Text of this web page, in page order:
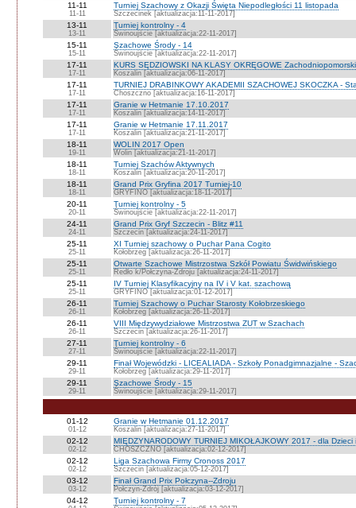
11-11
11-11
Turniej Szachowy z Okazji Święta Niepodległości 11 listopada
Szczecinek [aktualizacja:11-11-2017]
13-11
13-11
Turniej kontrolny - 4
Świnoujście [aktualizacja:22-11-2017]
15-11
15-11
Szachowe Środy - 14
Świnoujście [aktualizacja:22-11-2017]
17-11
17-11
KURS SĘDZIOWSKI NA KLASY OKRĘGOWE
Koszalin [aktualizacja:06-11-2017]
17-11
17-11
TURNIEJ DRABINKOWY AKADEMII SZACHOWEJ SKOCZKA -
Choszczno [aktualizacja:16-11-2017]
17-11
17-11
Granie w Hetmanie 17.10.2017
Koszalin [aktualizacja:14-11-2017]
17-11
17-11
Granie w Hetmanie 17.11.2017
Koszalin [aktualizacja:21-11-2017]
18-11
19-11
WOLIN 2017 Open
Wolin [aktualizacja:21-11-2017]
18-11
18-11
Turniej Szachów Aktywnych
Koszalin [aktualizacja:20-11-2017]
18-11
18-11
Grand Prix Gryfina 2017 Turniej-10
GRYFINO [aktualizacja:18-11-2017]
20-11
20-11
Turniej kontrolny - 5
Świnoujście [aktualizacja:22-11-2017]
24-11
24-11
Grand Prix Gryf Szczecin - Blitz #11
Szczecin [aktualizacja:24-11-2017]
25-11
25-11
XI Turniej szachowy o Puchar Pana Cogito
Kołobrzeg [aktualizacja:26-11-2017]
25-11
25-11
Otwarte Szachowe Mistrzostwa Szkół Powiatu Świdwińskiego
Redło k/Połczyna-Zdroju [aktualizacja:24-11-2017]
25-11
25-11
IV Turniej Klasyfikacyjny na IV i V kat. szachową
GRYFINO [aktualizacja:01-12-2017]
26-11
26-11
Turniej Szachowy o Puchar Starosty Kołobrzeskiego
Kołobrzeg [aktualizacja:26-11-2017]
26-11
26-11
VIII Międzywydziałowe Mistrzostwa ZUT w Szachach
Szczecin [aktualizacja:26-11-2017]
27-11
27-11
Turniej kontrolny - 6
Świnoujście [aktualizacja:22-11-2017]
29-11
29-11
Finał Wojewódzki - LICEALIADA - Szkoły Ponadgimnazjalne -
Kołobrzeg [aktualizacja:29-11-2017]
29-11
29-11
Szachowe Środy - 15
Świnoujście [aktualizacja:29-11-2017]
01-12
01-12
Granie w Hetmanie 01.12.2017
Koszalin [aktualizacja:27-11-2017]
02-12
02-12
MIĘDZYNARODOWY TURNIEJ MIKOŁAJKOWY 2017 - dla Dzieci
CHOSZCZNO [aktualizacja:02-12-2017]
02-12
02-12
Liga Szachowa Firmy Cronoss 2017
Szczecin [aktualizacja:05-12-2017]
03-12
03-12
Finał Grand Prix Połczyna--Zdroju
Połczyn-Zdrój [aktualizacja:03-12-2017]
04-12 Turniej kontrolny - 7